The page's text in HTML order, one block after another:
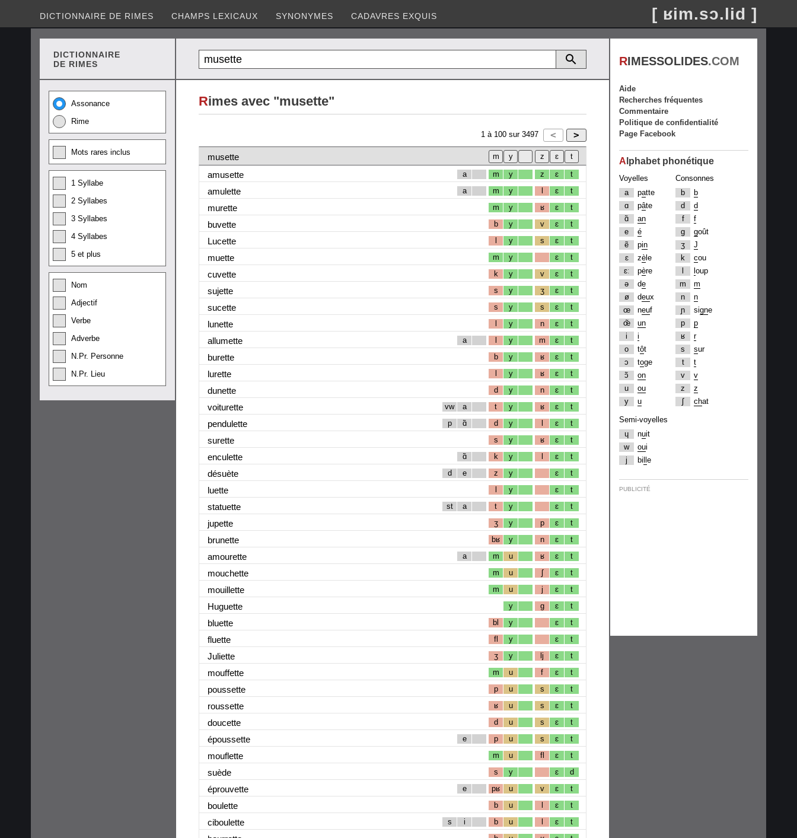
DICTIONNAIRE DE RIMES CHAMPS LEXICAUX SYNONYMES CADAVRES EXQUIS [ ʁim.sɔ.lid ]
DICTIONNAIRE
DE RIMES
Assonance
Rime
Mots rares inclus
1 Syllabe
2 Syllabes
3 Syllabes
4 Syllabes
5 et plus
Nom
Adjectif
Verbe
Adverbe
N.Pr. Personne
N.Pr. Lieu
Rimes avec "musette"
1 à 100 sur 3497
musette
amusette
a m y z ɛ t
amulette a m y l ɛ t
murette m y ʁ ɛ t
buvette b y v ɛ t
Lucette l y s ɛ t
muette m y ɛ t
cuvette k y v ɛ t
sujette s y ʒ ɛ t
sucette s y s ɛ t
lunette l y n ɛ t
allumette a l y m ɛ t
burette b y ʁ ɛ t
lurette l y ʁ ɛ t
dunette d y n ɛ t
voiturette vw a t y ʁ ɛ t
pendulette p ɑ̃ d y l ɛ t
surette s y ʁ ɛ t
enculette ɑ̃ k y l ɛ t
désuète d e z y ɛ t
luette l y ɛ t
statuette st a t y ɛ t
jupette ʒ y p ɛ t
brunette bʁ y n ɛ t
amourette a m u ʁ ɛ t
mouchette m u ʃ ɛ t
mouillette m u j ɛ t
Huguette y g ɛ t
bluette bl y ɛ t
fluette fl y ɛ t
Juliette ʒ y lj ɛ t
mouffette m u f ɛ t
poussette p u s ɛ t
roussette ʁ u s ɛ t
doucette d u s ɛ t
époussette e p u s ɛ t
mouflette m u fl ɛ t
suède s y ɛ d
éprouvette e pʁ u v ɛ t
boulette b u l ɛ t
ciboulette s i b u l ɛ t
RIMESSOLIDES.COM
Aide
Recherches fréquentes
Commentaire
Politique de confidentialité
Page Facebook
A lphabet phonétique
Voyelles
a
patte
ɑ
pâte
ɑ̃
an
e
é
ẽ
pin
ɛ
zè le
ɛː
père
ə
de
ø
deux
œ
neuf
œ̃
un
i
i
o
tôt
ɔ
toge
ɔ̃
on
u
ou
y
u
Consonnes
b
b
d
d
f
f
g
goût
ʒ
J
k
cou
oup
m
m
n
n
ɲ
signe
p
p
ʁ
r
s
sur
t
t
v
v
z
z
ʃ
chat
Semi-voyelles
ɥ
nuit
w
oui
j
bi e
PUBLICITÉ